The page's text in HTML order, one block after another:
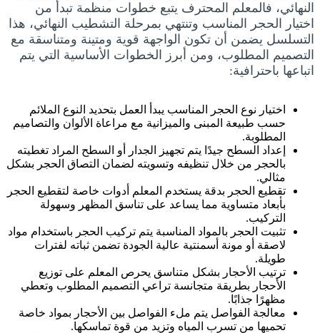
النهائي، فالمعلم المحترف يتبع خطوات منظمة تبدأ من
اختيار الحجر المناسب وتنتهي بمرحلة التشطيب النهائي، هذا
التسلسل يضمن أن تكون الواجهة قوية ومتينة ومتناسقة مع
التصميم المطلوب، ومن أبرز الخطوات الأساسية التي يتم
اتباعها باحترافية:
اختيار نوع الحجر المناسب يبدأ العمل بتحديد النوع الملائم
حسب طبيعة المبنى والميزانية مع مراعاة الألوان والتصاميم
المطلوبة.
إعداد السطح جيدًا يتم تجهيز الجدار أو السطح المراد تغطيته
بالحجر من خلال تنظيفه وتسويته لضمان التصاق الحجر بشكل
مثالي.
تقطيع الحجر بدقة يستخدم المعلم أدوات خاصة لتقطيع الحجر
بأبعاد متساوية مما يساعد على تناسق المظهر وسهولة
التركيب.
تثبيت الحجر بالمواد المناسبة يتم تركيب الحجر باستخدام مواد
لاصقة أو مونة أسمنتية عالية الجودة تضمن ثباته لفترات
طويلة.
ترتيب الأحجار بشكل متناسق يحرص المعلم على توزيع
الأحجار بطريقة متجانسة تراعي التصميم المطلوب وتعطي
مظهرًا جذابًا.
معالجة الفواصل يتم ملء الفواصل بين الأحجار بمواد خاصة
تحميها من تسرب المياه وتزيد من قوة تماسكها.